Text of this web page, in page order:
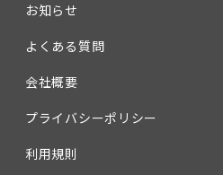
お知らせ
よくある質問
会社概要
プライバシーポリシー
利用規則